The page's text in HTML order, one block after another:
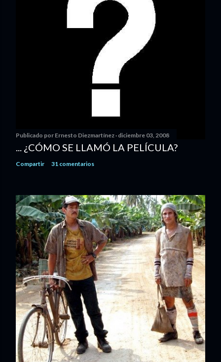
Publicado por Ernesto Diezmartínez diciembre 03, 2008
... ¿CÓMO SE LLAMÓ LA PELÍCULA?
Compartir 31 comentarios